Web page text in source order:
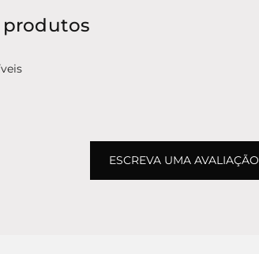
produtos
ESCREVA UMA AVALIAÇÃO